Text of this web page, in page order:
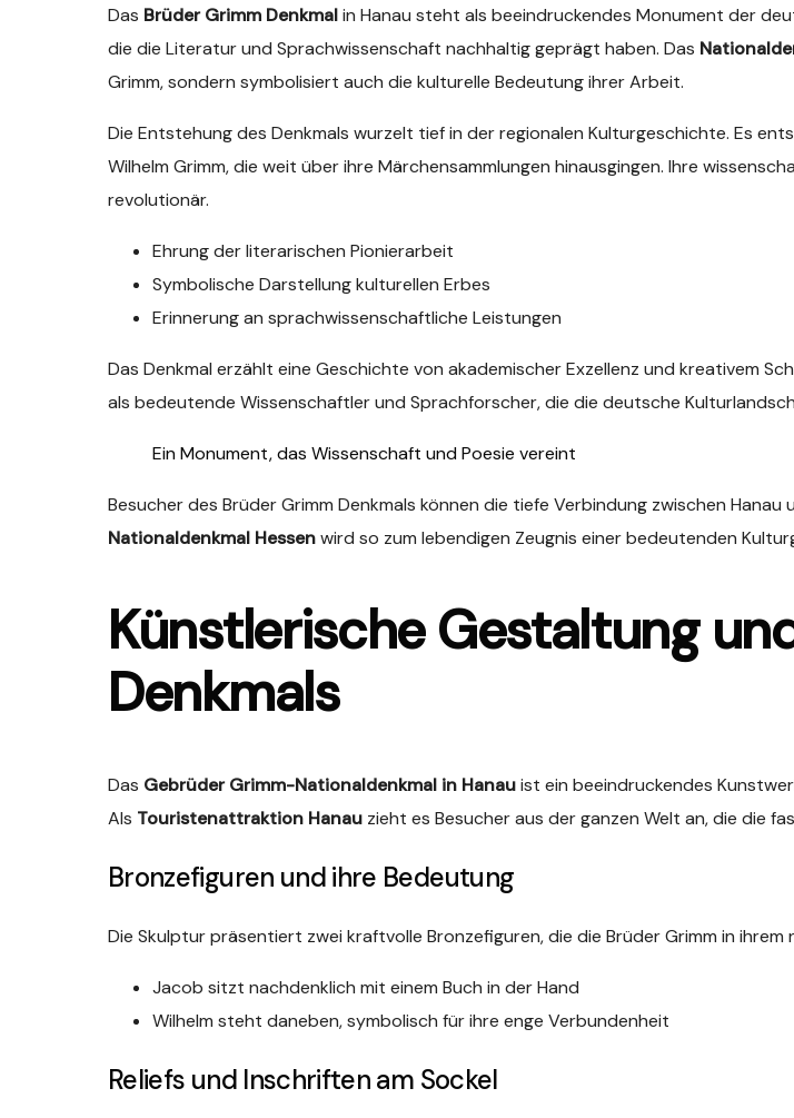
Das Brüder Grimm Denkmalin Hanau steht als beeindruckendes Monument der
die die Literatur und Sprachwissenschaft nachhaltig geprägt haben. Das
Grimm, sondern symbolisiert auch die kulturelle Bedeutung ihrer Arbeit.
Die Entstehung des Denkmals wurzelt tief in der regionalen Kulturgeschichte. Es
Wilhelm Grimm, die weit über ihre Märchensammlungen hinausgingen. Ihre
revolutionär.
Ehrung der literarischen Pionierarbeit
Symbolische Darstellung kulturellen Erbes
Erinnerung an sprachwissenschaftliche Leistungen
Das Denkmal erzählt eine Geschichte von akademischer Exzellenz und kreativem
als bedeutende Wissenschaftler und Sprachforscher, die die deutsche
Ein Monument, das Wissenschaft und Poesie vereint
Besucher des Brüder Grimm Denkmals können die tiefe Verbindung zwischen
Nationaldenkmal Hessenwird so zum lebendigen Zeugnis einer bedeutenden
Künstlerische Gestaltung
Denkmals
Das Gebrüder Grimm-Nationaldenkmal in Hanauist ein beeindruckendes
Als Touristenattraktion Hanau zieht es Besucher aus der ganzen Welt an, die die
Bronzefiguren und ihre Bedeutung
Die Skulptur präsentiert zwei kraftvolle Bronzefiguren, die die Brüder Grimm in ihrem
Jacob sitzt nachdenklich mit einem Buch in der Hand
Wilhelm steht daneben, symbolisch für ihre enge Verbundenheit
Reliefs und Inschriften am Sockel